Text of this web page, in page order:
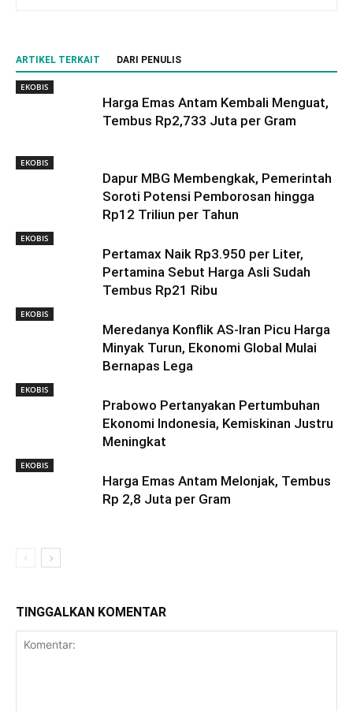
ARTIKEL TERKAIT DARI PENULIS
EKOBIS
Harga Emas Antam Kembali Menguat,
Tembus Rp2,733 Juta per Gram
EKOBIS
Dapur MBG Membengkak, Pemerintah
Soroti Potensi Pemborosan hingga
Rp12 Triliun per Tahun
EKOBIS
Pertamax Naik Rp3.950 per Liter,
Pertamina Sebut Harga Asli Sudah
Tembus Rp21 Ribu
EKOBIS
Meredanya Konflik AS-Iran Picu Harga
Minyak Turun, Ekonomi Global Mulai
Bernapas Lega
EKOBIS
Prabowo Pertanyakan Pertumbuhan
Ekonomi Indonesia, Kemiskinan Justru
Meningkat
EKOBIS
Harga Emas Antam Melonjak, Tembus
Rp 2,8 Juta per Gram
TINGGALKAN KOMENTAR